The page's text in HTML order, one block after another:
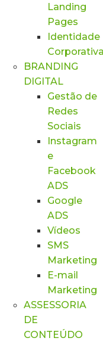
Landing
Pages
Identidade
BRANDING
DIGITAL
Gestão de
Redes
Sociais
Instagram
e
Facebook
ADS
Google
ADS
Vídeos
SMS
Marketing
E-mail
Marketing
ASSESSORIA
DE
CONTEÚDO